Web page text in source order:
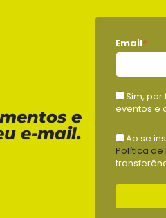
e
e-mail.
Email*
Sim,
eventos e
Ao se
Política